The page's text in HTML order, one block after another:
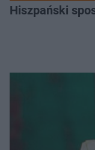
Hiszpański